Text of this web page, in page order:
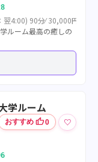
4:00) 90分⁄ 30,000円～
ルーム最高の癒しの
学ルーム
おすすめ thumb_up0 ♡